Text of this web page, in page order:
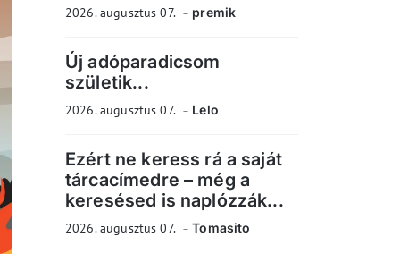
2026. augusztus 07. premik
Új adóparadicsom
születik...
2026. augusztus 07. Lelo
Ezért ne keress rá a saját
tárcacímedre – még a
keresésed is naplózzák...
2026. augusztus 07. Tomasito